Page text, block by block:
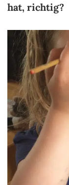
hat, richtig?